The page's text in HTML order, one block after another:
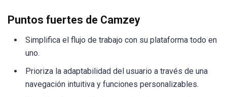
Puntos fuertes de Camzey
Simplifica el flujo de trabajo con su plataforma todo en
uno.
Prioriza la adaptabilidad del usuario a través de una
navegación intuitiva y funciones personalizables.